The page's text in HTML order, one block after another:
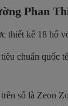
Phan
thiết kế 18 hố
chuẩn quốc
số là Zeon